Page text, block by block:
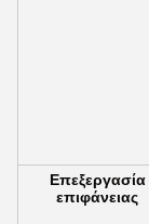
Επεξεργασία
επιφάνειας